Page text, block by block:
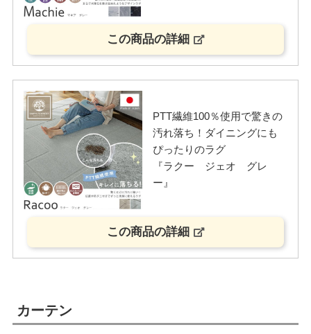
この商品の詳細
PTT繊維100％使用で驚きの
汚れ落ち！ダイニングにも
ぴったりのラグ
『ラクー ジェオ グレ
ー』
この商品の詳細
カーテン